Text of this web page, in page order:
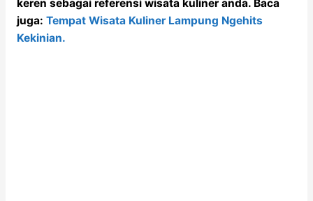
keren sebagai referensi wisata kuliner anda. Baca
juga: Tempat Wisata Kuliner Lampung Ngehits
Kekinian.